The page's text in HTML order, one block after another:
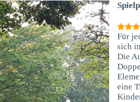
Für
sich
Die
eine